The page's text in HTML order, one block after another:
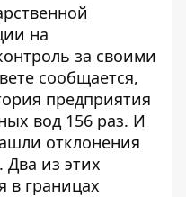
на
за своими
сообщается,
предприятия
вод 156 раз. И
отклонения
из этих
в границах